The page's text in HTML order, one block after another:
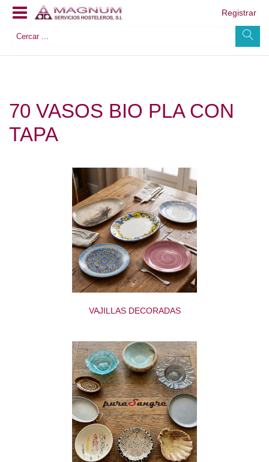
Registrar
70 VASOS BIO PLA CON
TAPA
VAJILLAS DECORADAS